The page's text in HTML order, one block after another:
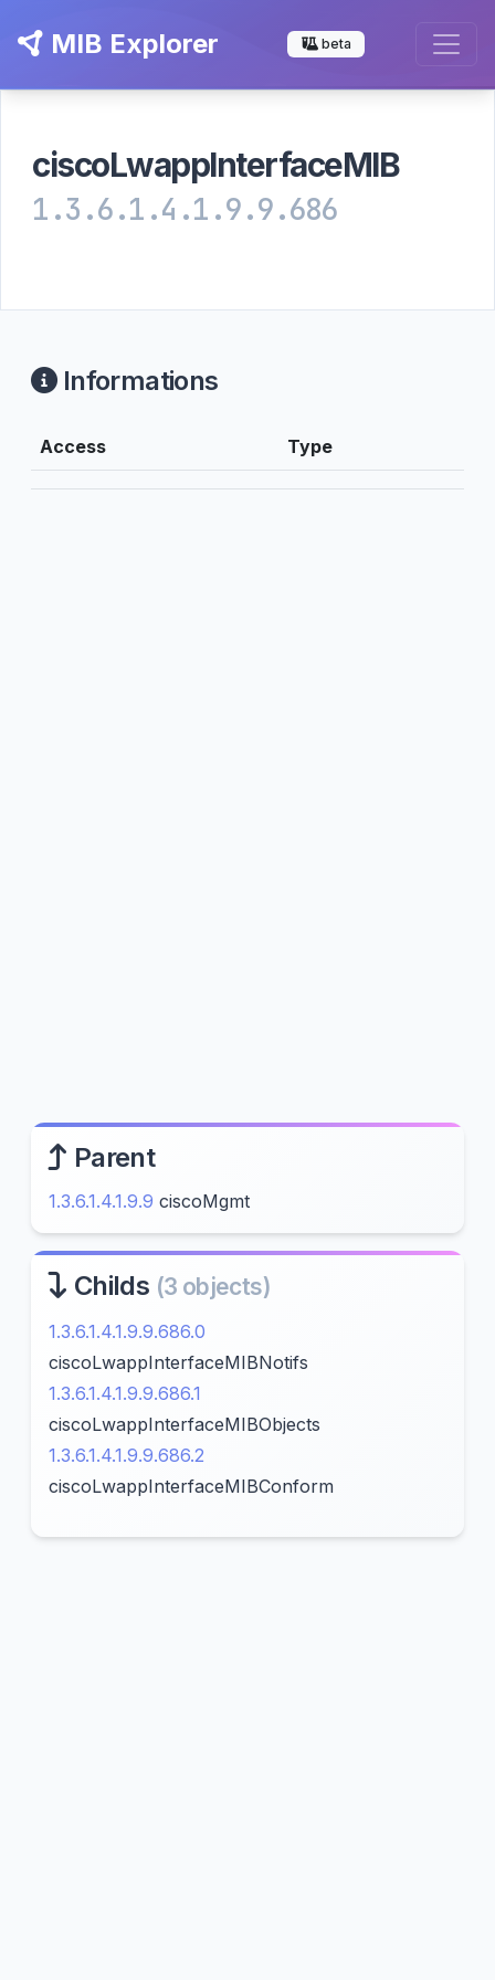
MIB Explorer beta
ciscoLwappInterfaceMIB
1.3.6.1.4.1.9.9.686
Informations
Access Type
Parent
1.3.6.1.4.1.9.9 ciscoMgmt
Childs (3 objects)
1.3.6.1.4.1.9.9.686.0
ciscoLwappInterfaceMIBNotifs
1.3.6.1.4.1.9.9.686.1
ciscoLwappInterfaceMIBObjects
1.3.6.1.4.1.9.9.686.2
ciscoLwappInterfaceMIBConform